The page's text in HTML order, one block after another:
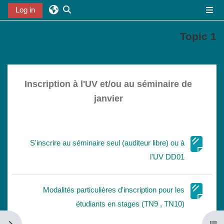
تبديل إدخال البحث
Log in
Topic 1
Inscription à l'UV et/ou au séminaire de
janvier
S'inscrire au séminaire seul (auditeur libre) ou à
l'UV DD01
Modalités particulières d'inscription pour les
étudiants en stages (TN9 , TN10)صفحة